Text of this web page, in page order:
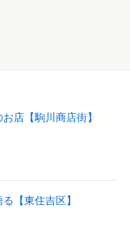
店【駒川商店街】
【東住吉区】